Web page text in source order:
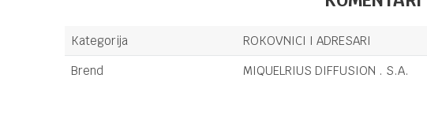
Kategorija
ROKOVNICI I ADRESARI
Brend
MIQUELRIUS DIFFUSION . S.A.